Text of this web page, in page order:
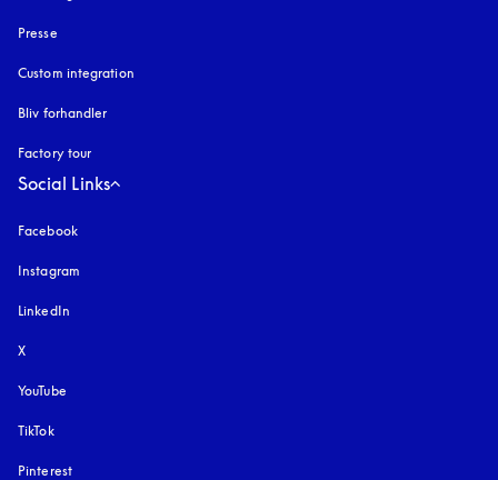
Presse
Custom integration
Bliv forhandler
Factory tour
Social Links
Facebook
Instagram
LinkedIn
X
YouTube
TikTok
Pinterest